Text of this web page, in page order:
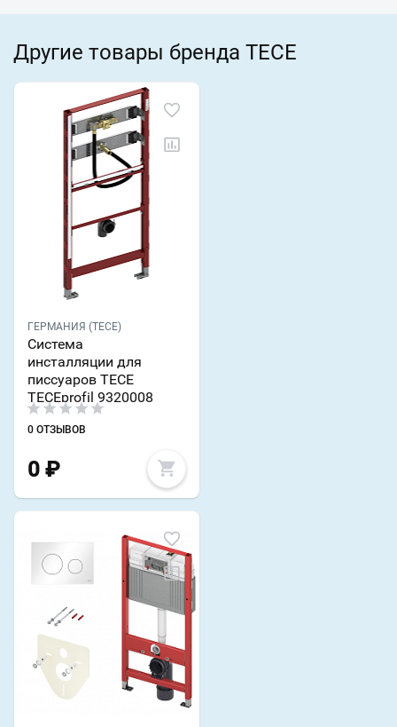
Другие товары бренда TECE
ГЕРМАНИЯ (TECE)
Система
инсталляции для
писсуаров TECE
TECEprofil 9320008
0 ОТЗЫВОВ
0 ₽